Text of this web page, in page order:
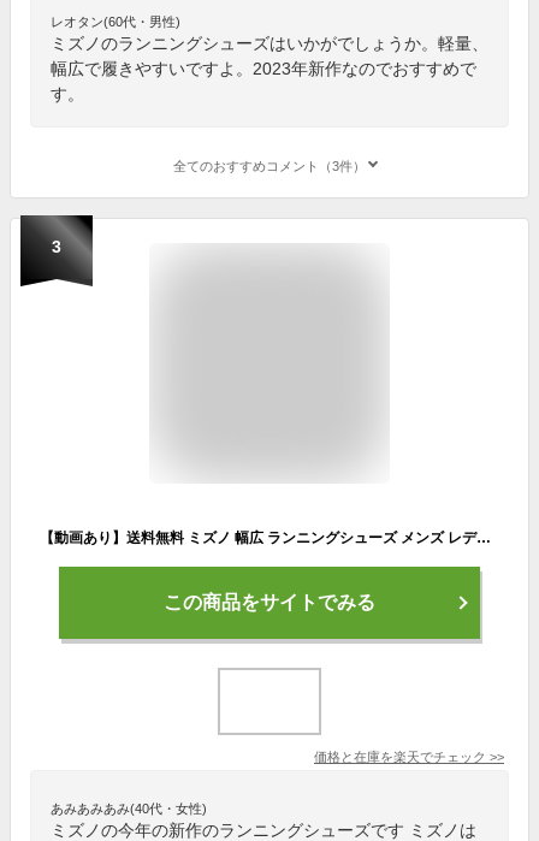
レオタン(60代・男性)
ミズノのランニングシューズはいかがでしょうか。軽量、
幅広で履きやすいですよ。2023年新作なのでおすすめで
す。
全てのおすすめコメント（3件）
3
【動画あり】送料無料 ミズノ 幅広 ランニングシューズ メンズ レディーズ ワイド MIZUNO MAXIMIZER 27 マキシマイザー ランニング ジョギング ウォーキング ランシュー 軽量 通勤 通学 シューズ 靴 マキシマイザー27 K1GA2500 K1GA2502
この商品をサイトでみる
価格と在庫を楽天でチェック >>
あみあみあみ(40代・女性)
ミズノの今年の新作のランニングシューズです ミズノは